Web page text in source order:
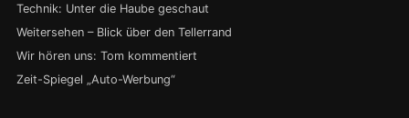
Technik: Unter die Haube geschaut
Weitersehen – Blick über den Tellerrand
Wir hören uns: Tom kommentiert
Zeit-Spiegel „Auto-Werbung“